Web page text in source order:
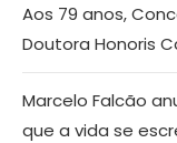
Aos 79 anos,
Doutora Honoris
Marcelo Falcão
que a vida se